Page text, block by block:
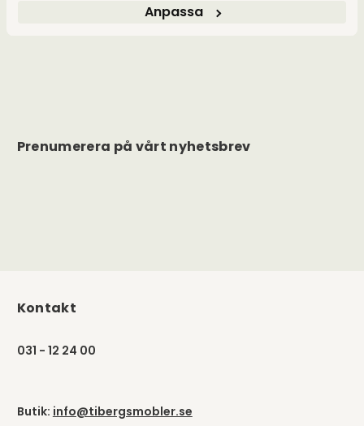
Anpassa
Prenumerera på vårt nyhetsbrev
Kontakt
031 - 12 24 00
Butik: info@tibergsmobler.se